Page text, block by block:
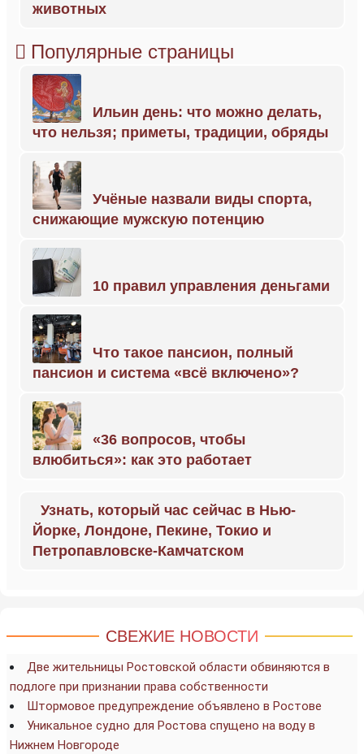
животных
Популярные страницы
Ильин день: что можно делать,
что нельзя; приметы, традиции, обряды
Учёные назвали виды спорта,
снижающие мужскую потенцию
10 правил управления деньгами
Что такое пансион, полный
пансион и система «всё включено»?
«36 вопросов, чтобы
влюбиться»: как это работает
Узнать, который час сейчас в Нью-
Йорке, Лондоне, Пекине, Токио и
Петропавловске-Камчатском
СВЕЖИЕ НОВОСТИ
Две жительницы Ростовской области обвиняются в
подлоге при признании права собственности
Штормовое предупреждение объявлено в Ростове
Уникальное судно для Ростова спущено на воду в
Нижнем Новгороде